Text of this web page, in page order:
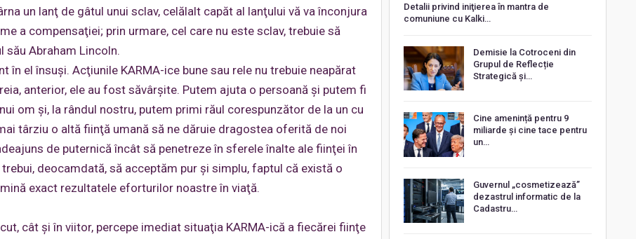
un lanţ de gâtul unui sclav, celălalt capăt al lanţului vă va înconjura
a compensaţiei; prin urmare, cel care nu este sclav, trebuie să
său Abraham Lincoln.
în el însuşi. Acţiunile KARMA-ice bune sau rele nu trebuie neapărat
anterior, ele au fost săvârşite. Putem ajuta o persoană şi putem fi
om şi, la rândul nostru, putem primi răul corespunzător de la un cu
târziu o altă fiinţă umană să ne dăruie dragostea oferită de noi
de puternică încât să penetreze în sferele înalte ale fiinţei în
deocamdată, să acceptăm pur şi simplu, faptul că există o
exact rezultatele eforturilor noastre în viaţă.
cât şi în viitor, percepe imediat situaţia KARMA-ică a fiecărei fiinţe
Detalii privind iniţierea în mantra de
comuniune cu Kalki…
Demisie la Cotroceni din
Grupul de Reflecție
Strategică și…
Cine amenință pentru 9
miliarde și cine tace pentru
un…
Guvernul „cosmetizează”
dezastrul informatic de la
Cadastru…